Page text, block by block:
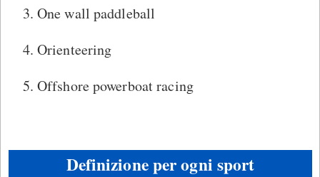
One wall paddleball
Orienteering
Offshore powerboat racing
Definizione per ogni sport